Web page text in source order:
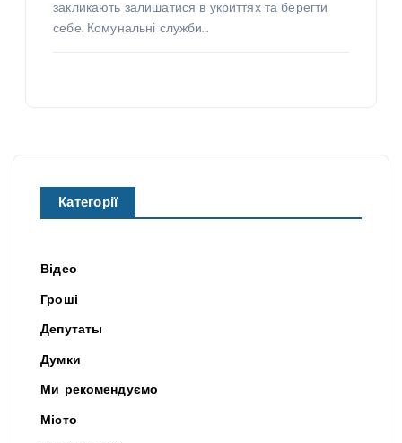
закликають залишатися в укриттях та берегти
себе. Комунальні служби…
Категорії
Відео
Гроші
Депутаты
Думки
Ми рекомендуємо
Місто